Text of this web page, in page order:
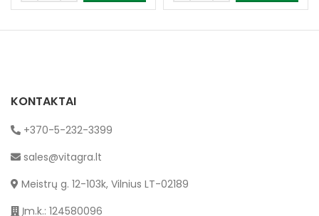
KONTAKTAI
+370-5-232-3399
sales@vitagra.lt
Meistrų g. 12-103k, Vilnius LT-02189
Įm.k.: 124580096